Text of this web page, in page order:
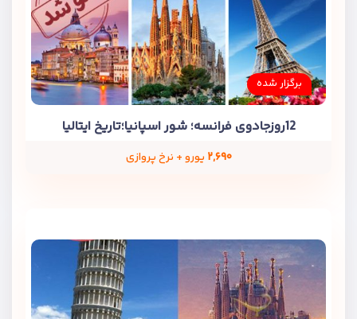
برگزار شده
12روزجادوی فرانسه؛ شور اسپانیا؛تاریخ ایتالیا
۲,۶۹۰ یورو + نرخ پروازی